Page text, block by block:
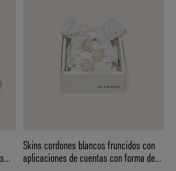
Skins cordones blancos fruncidos con
aplicaciones de cuentas con forma de